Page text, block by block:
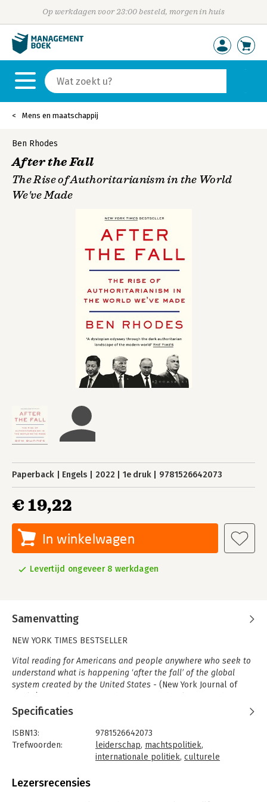
Op werkdagen voor 23:00 besteld, morgen in huis
Mens en maatschappij
Ben Rhodes
After the Fall
The Rise of Authoritarianism in the World
We've Made
Paperback Engels 2022 1e druk 9781526642073
€ 19,22
In winkelwagen
Levertijd ongeveer 8 werkdagen
Samenvatting
NEW YORK TIMES BESTSELLER
Vital reading for Americans and people anywhere who seek to
understand what is happening ‘after the fall’ of the global
system created by the United States - (New York Journal of
President Barack Obama, and author of The World as It Is
At a time when democracy in the United States is endangered
as never before, Ben Rhodes spent years traveling the world
to understand why. He visited dozens of countries, meeting with
politicians and activists confronting the same nationalism and
authoritarianism that are tearing America apart. Along the way,
he discusses the growing authoritarianism of Vladimir Putin,
Specificaties
ISBN13:
9781526642073
Trefwoorden:
leiderschap, machtspolitiek,
internationale politiek, culturele
Taal:
Lezersrecensies